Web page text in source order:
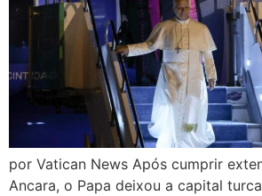
por Vatican News Após cumprir
Ancara, o Papa deixou a capital